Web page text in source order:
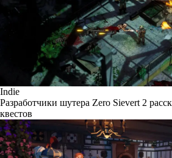
Indie
Разработчики шутера Zero Sievert 2
квестов